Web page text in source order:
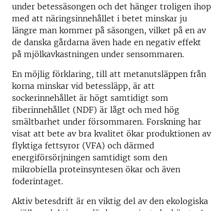
under betessäsongen och det hänger troligen ihop
med att näringsinnehållet i betet minskar ju
längre man kommer på säsongen, vilket på en av
de danska gårdarna även hade en negativ effekt
på mjölkavkastningen under sensommaren.
En möjlig förklaring, till att metanutsläppen från
korna minskar vid betessläpp, är att
sockerinnehållet är högt samtidigt som
fiberinnehållet (NDF) är lågt och med hög
smältbarhet under försommaren. Forskning har
visat att bete av bra kvalitet ökar produktionen av
flyktiga fettsyror (VFA) och därmed
energiförsörjningen samtidigt som den
mikrobiella proteinsyntesen ökar och även
foderintaget.
Aktiv betesdrift är en viktig del av den ekologiska